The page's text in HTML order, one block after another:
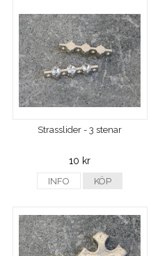
Strasslider - 3 stenar
10 kr
INFO KÖP